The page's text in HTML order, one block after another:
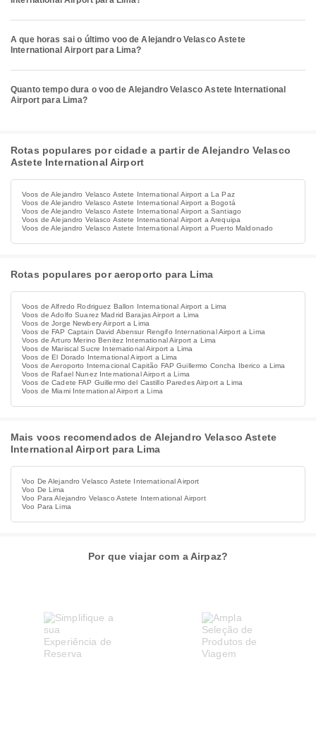
A que horas sai o último voo de Alejandro Velasco Astete
International Airport para Lima?
Quanto tempo dura o voo de Alejandro Velasco Astete International
Airport para Lima?
Rotas populares por cidade a partir de Alejandro Velasco
Astete International Airport
Voos de Alejandro Velasco Astete International Airport a La Paz
Voos de Alejandro Velasco Astete International Airport a Bogotá
Voos de Alejandro Velasco Astete International Airport a Santiago
Voos de Alejandro Velasco Astete International Airport a Arequipa
Voos de Alejandro Velasco Astete International Airport a Puerto Maldonado
Rotas populares por aeroporto para Lima
Voos de Alfredo Rodriguez Ballon International Airport a Lima
Voos de Adolfo Suarez Madrid Barajas Airport a Lima
Voos de Jorge Newbery Airport a Lima
Voos de FAP Captain David Abensur Rengifo International Airport a Lima
Voos de Arturo Merino Benitez International Airport a Lima
Voos de Mariscal Sucre International Airport a Lima
Voos de El Dorado International Airport a Lima
Voos de Aeroporto Internacional Capitão FAP Guillermo Concha Iberico a Lima
Voos de Rafael Nunez International Airport a Lima
Voos de Cadete FAP Guillermo del Castillo Paredes Airport a Lima
Voos de Miami International Airport a Lima
Mais voos recomendados de Alejandro Velasco Astete
International Airport para Lima
Voo De Alejandro Velasco Astete International Airport
Voo De Lima
Voo Para Alejandro Velasco Astete International Airport
Voo Para Lima
Por que viajar com a Airpaz?